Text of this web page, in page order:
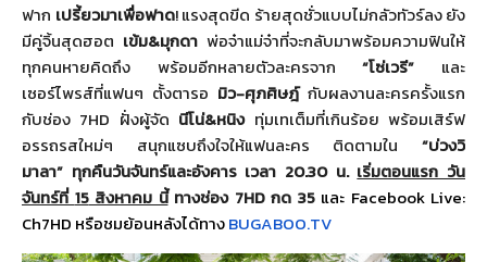
ฟาก เปรี้ยวมาเพื่อฟาด!แรงสุดขีด ร้ายสุดชั่วแบบไม่กลัวทัวร์ลง ยัง
มีคู่จิ้นสุดฮอต เข้ม&มุกดา พ่อจ๋าแม่จ๋าที่จะกลับมาพร้อมความฟินให้
ทุกคนหายคิดถึง พร้อมอีกหลายตัวละครจาก“โซ่เวรี” และ
เซอร์ไพรส์ที่แฟนๆ ตั้งตารอ มิว-ศุภศิษฎ์ กับผลงานละครครั้งแรก
กับช่อง 7HD ฝั่งผู้จัด นีโน่&หนิง ทุ่มเทเต็มที่เกินร้อย พร้อมเสิร์ฟ
อรรถรสใหม่ๆ สนุกแซบถึงใจให้แฟนละคร ติดตามใน “บ่วงวิ
มาลา” ทุกคืนวันจันทร์และอังคาร เวลา 20.30 น. เริ่มตอนแรก วัน
จันทร์ที่ 15สิงหาคม นี้ทางช่อง 7HD กด 35 และ Facebook Live:
Ch7HD หรือชมย้อนหลังได้ทางBUGABOO.TV